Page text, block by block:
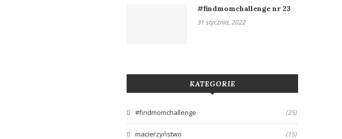
#findmomchallenge nr 23
31 stycznia, 2022
KATEGORIE
#findmomchallenge (25)
macierzyństwo (15)